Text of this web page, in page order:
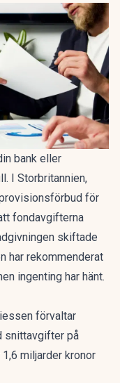
bank eller
I Storbritannien,
för
fondavgifterna
skiftade
har rekommenderat
ingenting har hänt.
förvaltar
snittavgifter på
miljarder kronor